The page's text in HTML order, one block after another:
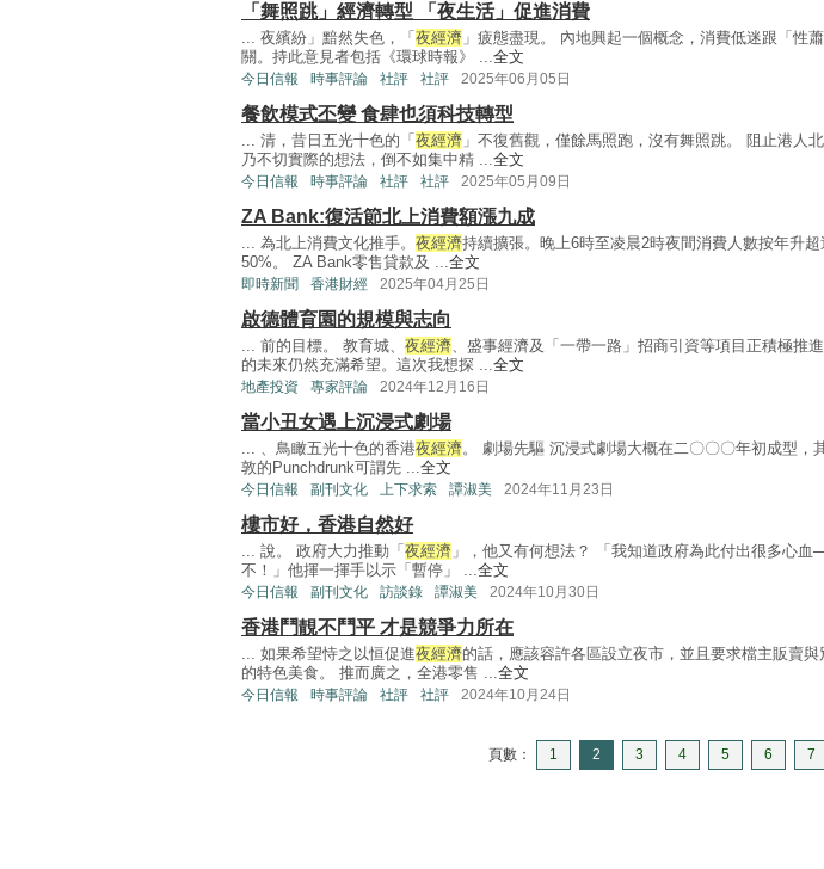
「舞照跳」經濟轉型 「夜生活」促進消費
... 夜繽紛」黯然失色，「 夜經濟 」疲態盡現。 內地興起一個概念，消費低迷跟「性
關。持此意見者包括《環球時報》 ...全文
今日信報 時事評論 社評 社評 2025年06月05日
餐飲模式丕變 食肆也須科技轉型
... 清，昔日五光十色的「 夜經濟 」不復舊觀，僅餘馬照跑，沒有舞照跳。 阻止港人
乃不切實際的想法，倒不如集中精 ...全文
今日信報 時事評論 社評 社評 2025年05月09日
ZA Bank:復活節北上消費額漲九成
... 為北上消費文化推手。 夜經濟持續擴張。晚上6時至凌晨2時夜間消費人數按年升超
50%。 ZA Bank零售貸款及 ...全文
即時新聞 香港財經 2025年04月25日
啟德體育園的規模與志向
... 前的目標。 教育城、 夜經濟、盛事經濟及「一帶一路」招商引資等項目正積極推
的未來仍然充滿希望。這次我想探 ...全文
地產投資 專家評論 2024年12月16日
當小丑女遇上沉浸式劇場
... 、鳥瞰五光十色的香港夜經濟。 劇場先驅 沉浸式劇場大概在二〇〇〇年初成型，
敦的Punchdrunk可謂先 ...全文
今日信報 副刊文化 上下求索 譚淑美 2024年11月23日
樓市好，香港自然好
... 說。 政府大力推動「 夜經濟 」，他又有何想法？ 「我知道政府為此付出很多心血
不！」他揮一揮手以示「暫停」 ...全文
今日信報 副刊文化 訪談錄 譚淑美 2024年10月30日
香港鬥靚不鬥平 才是競爭力所在
... 如果希望恃之以恒促進夜經濟的話，應該容許各區設立夜市，並且要求檔主販賣與
的特色美食。 推而廣之，全港零售 ...全文
今日信報 時事評論 社評 社評 2024年10月24日
頁數： 1 2 3 4 5 6 7